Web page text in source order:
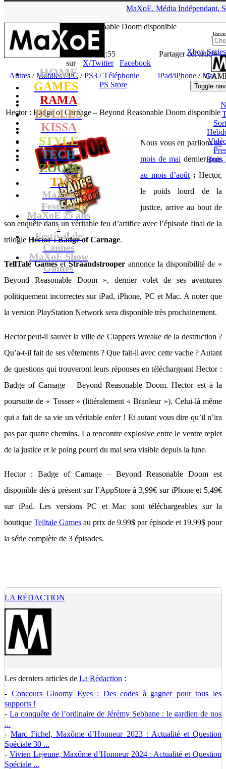
MaXoE. Média Indépendant.
HOME
GAMES
RAMA
BULLES
KISSA
STYLE
TECH
ZOOM
TV
MaXoE
Festival
MaXoE 25 ans
!
Festival de
Cannes
MaXoE Show
Games
Jeux
Xbox
Toggle
Bons
– Beyond Reasonable Doom disponible
- 26.09.11, 19:55
Partager cet article
sur
X/Twitter
Facebook
Autres /Mobiles/PC /PS3 /Téléphonie iPad/iPhone /Mac/
PS Store
Hector : Badge of Carnage – Beyond Reasonable Doom disponible
Nous vous en parlionsau
mois de mai dernier puis
au mois d’août ; Hector,
le poids lourd de la
justice, arrive au bout de
son enquête dans un véritable feu d’artifice avec l’épisode final de la
trilogie Hector : Badge of Carnage.
TellTale GamesetStraandstrooperannonce la disponibilité de «
Beyond Reasonable Doom », dernier volet de ses aventures
politiquement incorrectes sur iPad, iPhone, PC et Mac. A noter que
la version PlayStation Network sera disponible très prochainement.
Hector peut-il sauver la ville de Clappers Wreake de la destruction ?
Qu’a-t-il fait de ses vêtements ? Que fait-il avec cette vache ? Autant
de questions qui trouveront leurs réponses en téléchargeant Hector :
Badge of Carnage – Beyond Reasonable Doom. Hector est à la
poursuite de « Tosser » (littéralement « Branleur »). Celui-là même
qui a fait de sa vie un véritable enfer ! Et autant vous dire qu’il n’ira
pas par quatre chemins. La rencontre explosive entre le ventre replet
de la justice et le poing pourri du mal sera visible depuis la lune.
Hector : Badge of Carnage – Beyond Reasonable Doom est
disponible dès à présent sur l’AppStore à 3,99€ sur iPhone et 5,49€
sur iPad. Les versions PC et Mac sont téléchargeables sur la
boutique Telltale Games au prix de 9.99$ par épisode et 19.99$ pour
la série complète de 3 épisodes.
LA RÉDACTION
Les derniers articles de La Rédaction :
- Concours Gloomy Eyes : Des codes à gagner pour tous les
supports !
- La conquête de l’ordinaire de Jérémy Sebbane : le gardien de nos
...
-Marc Fichel, Maxôme d’Honneur 2023 : Actualité et Question
Spéciale 30 ...
- Vivien Lejeune, Maxôme d’Honneur 2024 : Actualité et Question
Spéciale ...